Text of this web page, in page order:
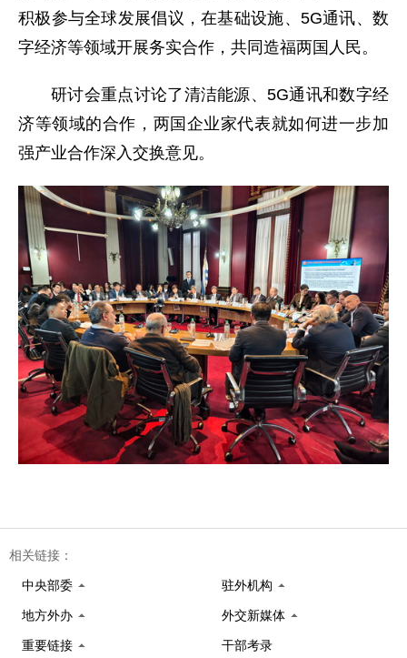
积极参与全球发展倡议，在基础设施、5G通讯、数
字经济等领域开展务实合作，共同造福两国人民。
研讨会重点讨论了清洁能源、5G通讯和数字经
济等领域的合作，两国企业家代表就如何进一步加
强产业合作深入交换意见。
相关链接：
中央部委 驻外机构
地方外办 外交新媒体
重要链接 干部考录